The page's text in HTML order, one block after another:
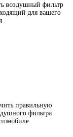
воздушный фильтр
для вашего
правильную
фильтра